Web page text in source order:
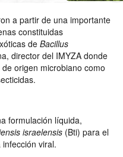
a partir de una importante
constituidas
de Bacillus
director del IMYZA donde
origen microbiano como
formulación líquida,
israelensis (Bti) para el
viral.